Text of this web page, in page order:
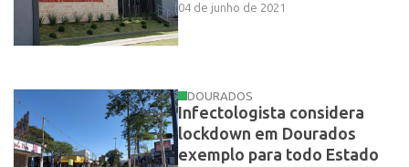
04 de junho de 2021
DOURADOS
Infectologista considera
lockdown em Dourados
exemplo para todo Estado